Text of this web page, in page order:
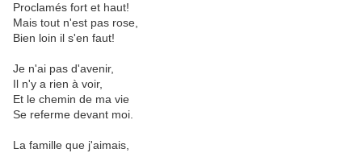
Proclamés fort et haut!
Mais tout n'est pas rose,
Bien loin il s'en faut!
Je n'ai pas d'avenir,
Il n'y a rien à voir,
Et le chemin de ma vie
Se referme devant moi.
La famille que j'aimais,